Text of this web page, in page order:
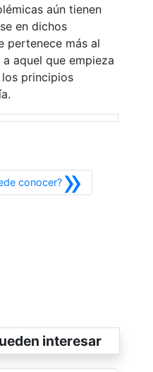
aún tienen
en dichos
pertenece más al
aquel que empieza
principios
»
conocer?Siguiente
interesar